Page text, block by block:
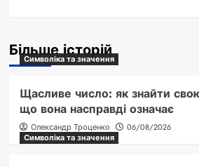
Більше історій
Символіка та значення
Щасливе число: як знайти
що вона насправді означає
Олександр Троценко
06/08/2026
Символіка та значення